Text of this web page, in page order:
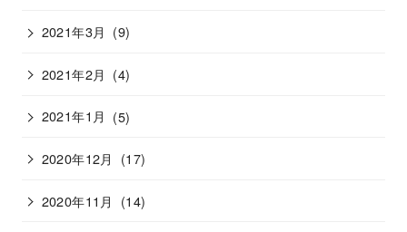
2021年3月 (9)
2021年2月 (4)
2021年1月 (5)
2020年12月 (17)
2020年11月 (14)